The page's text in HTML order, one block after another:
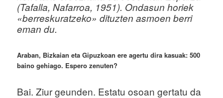
u
(Tafalla, Nafarroa, 1951). Ondasun horiek
«berreskuratzeko» dituzten asmoen berri
eman du.
Araban, Bizkaian eta Gipuzkoan ere agertu dira kasuak: 500
baino gehiago. Espero zenuten?
Bai. Ziur geunden. Estatu osoan gertatu da